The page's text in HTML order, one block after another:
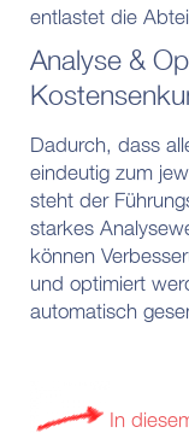
entlastet die
Analyse &
Dadurch, dass
eindeutig zum
steht der
starkes
können
und optimiert
automatisch
In